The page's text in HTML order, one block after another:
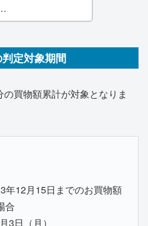
定対象期間
買物額累計が対象となりま
年12月15日までのお買物額
合
3日（月）